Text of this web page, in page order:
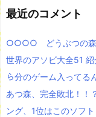
最近のコメント
○○○○ どうぶつの森←
世界のアソビ大全51
ら分のゲーム入ってる
あつ森、完全敗北！！
ング、1位はこのソフト